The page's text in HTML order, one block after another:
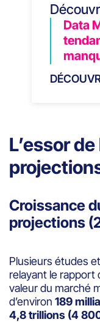
Data
L’essor
Croissance
projections
Plusieurs études
relayant le rapport
valeur du marché
d’environ 189
4,8 trillions (4